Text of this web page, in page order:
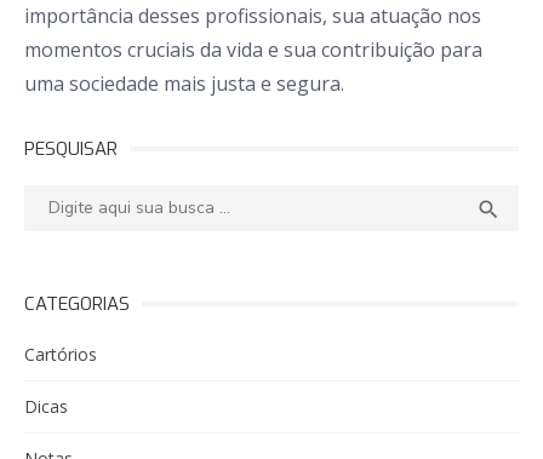
importância desses profissionais, sua atuação nos
momentos cruciais da vida e sua contribuição para
uma sociedade mais justa e segura.
PESQUISAR
Pesquisar: 
CATEGORIAS
Cartórios
Dicas